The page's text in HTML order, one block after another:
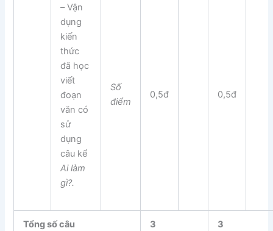
–Vận
dụng
kiến
thức
đã học
viết
đoạn
văn có
sử
dụng
câu kể
Ai làm
gì?.
Số
điểm
0,5đ 0,5đ
Tổng số câu 3 3